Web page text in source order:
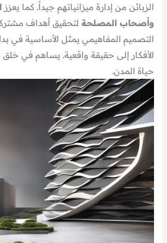
الزبائن من إدارة ميزانياتهم جيداً. كما يعزز
وأصحاب المصلحة لتحقيق أهداف
التصميم المفاهيمي يمثل الأساسية في
الأفكار إلى حقيقة واقعية. يساهم في خلق
حياة المدن.